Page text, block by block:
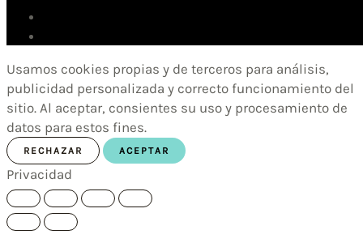
Usamos cookies propias y de terceros para análisis,
publicidad personalizada y correcto funcionamiento del
sitio. Al aceptar, consientes su uso y procesamiento de
datos para estos fines.
RECHAZAR ACEPTAR
Privacidad